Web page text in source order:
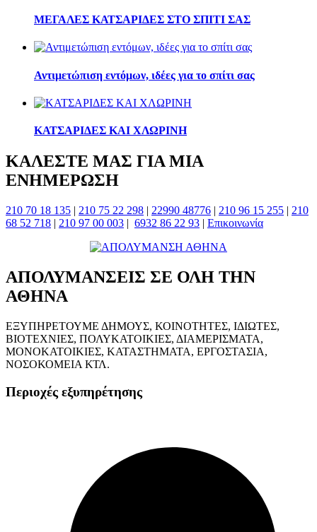
ΜΕΓΑΛΕΣ ΚΑΤΣΑΡΙΔΕΣ ΣΤΟ ΣΠΙΤΙ ΣΑΣ
Αντιμετώπιση εντόμων, ιδέες για το σπίτι σας
ΚΑΤΣΑΡΙΔΕΣ ΚΑΙ ΧΛΩΡΙΝΗ
ΚΑΛΕΣΤΕ ΜΑΣ ΓΙΑ ΜΙΑ
ΕΝΗΜΕΡΩΣΗ
210 70 18 135 | 210 75 22 298 | 22990 48776 | 210 96 15 255 | 210
68 52 718 | 210 97 00 003 | 6932 86 22 93 | Επικοινωνία
ΑΠΟΛΥΜΑΝΣΕΙΣ ΣΕ ΟΛΗ ΤΗΝ
ΑΘΗΝΑ
ΕΞΥΠΗΡΕΤΟΥΜΕ ΔΗΜΟΥΣ, ΚΟΙΝΟΤΗΤΕΣ, ΙΔΙΩΤΕΣ,
ΒΙΟΤΕΧΝΙΕΣ, ΠΟΛΥΚΑΤΟΙΚΙΕΣ, ΔΙΑΜΕΡΙΣΜΑΤΑ,
ΜΟΝΟΚΑΤΟΙΚΙΕΣ, ΚΑΤΑΣΤΗΜΑΤΑ, ΕΡΓΟΣΤΑΣΙΑ,
ΝΟΣΟΚΟΜΕΙΑ ΚΤΛ.
Περιοχές εξυπηρέτησης